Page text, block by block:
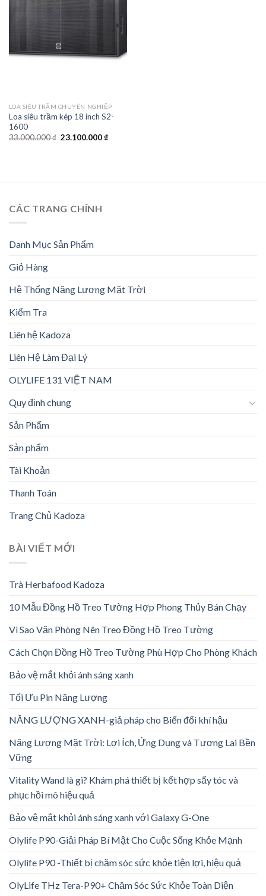
wishlist
LOA SIÊU TRẦM CHUYÊN NGHIỆP
Loa siêu trầm kép 18 inch S2-
1600
33.000.000₫ Giá
23.100.000₫Giá
CÁC TRANG CHÍNH
Danh Mục Sản Phẩm
Giỏ Hàng
Hệ Thống Năng Lượng Mặt Trời
Kiểm Tra
Liên hệ Kadoza
Liên Hệ Làm Đại Lý
OLYLIFE 131 VIỆT NAM
Quy định chung
Sản Phẩm
Sản phẩm
Tài Khoản
Thanh Toán
Trang Chủ Kadoza
BÀI VIẾT MỚI
Trà Herbafood Kadoza
10 Mẫu Đồng Hồ Treo Tường Hợp Phong Thủy Bán Chạy
Vì Sao Văn Phòng Nên Treo Đồng Hồ Treo Tường
Cách Chọn Đồng Hồ Treo Tường Phù Hợp Cho Phòng Khách
Bảo vệ mắt khỏi ánh sáng xanh
Tối Ưu Pin Năng Lượng
NĂNG LƯỢNG XANH-giả pháp cho Biến đổi khí hậu
Năng Lượng Mặt Trời: Lợi Ích, Ứng Dụng và Tương Lai Bền
Vững
Vitality Wand là gì? Khám phá thiết bị kết hợp sấy tóc và
phục hồi mô hiệu quả
Bảo vệ mắt khỏi ánh sáng xanh với Galaxy G-One
Olylife P90-Giải Pháp Bí Mật Cho Cuộc Sống Khỏe Mạnh
Olylife P90 -Thiết bị chăm sóc sức khỏe tiện lợi, hiệu quả
OlyLife THz Tera-P90+ Chăm Sóc Sức Khỏe Toàn Diện